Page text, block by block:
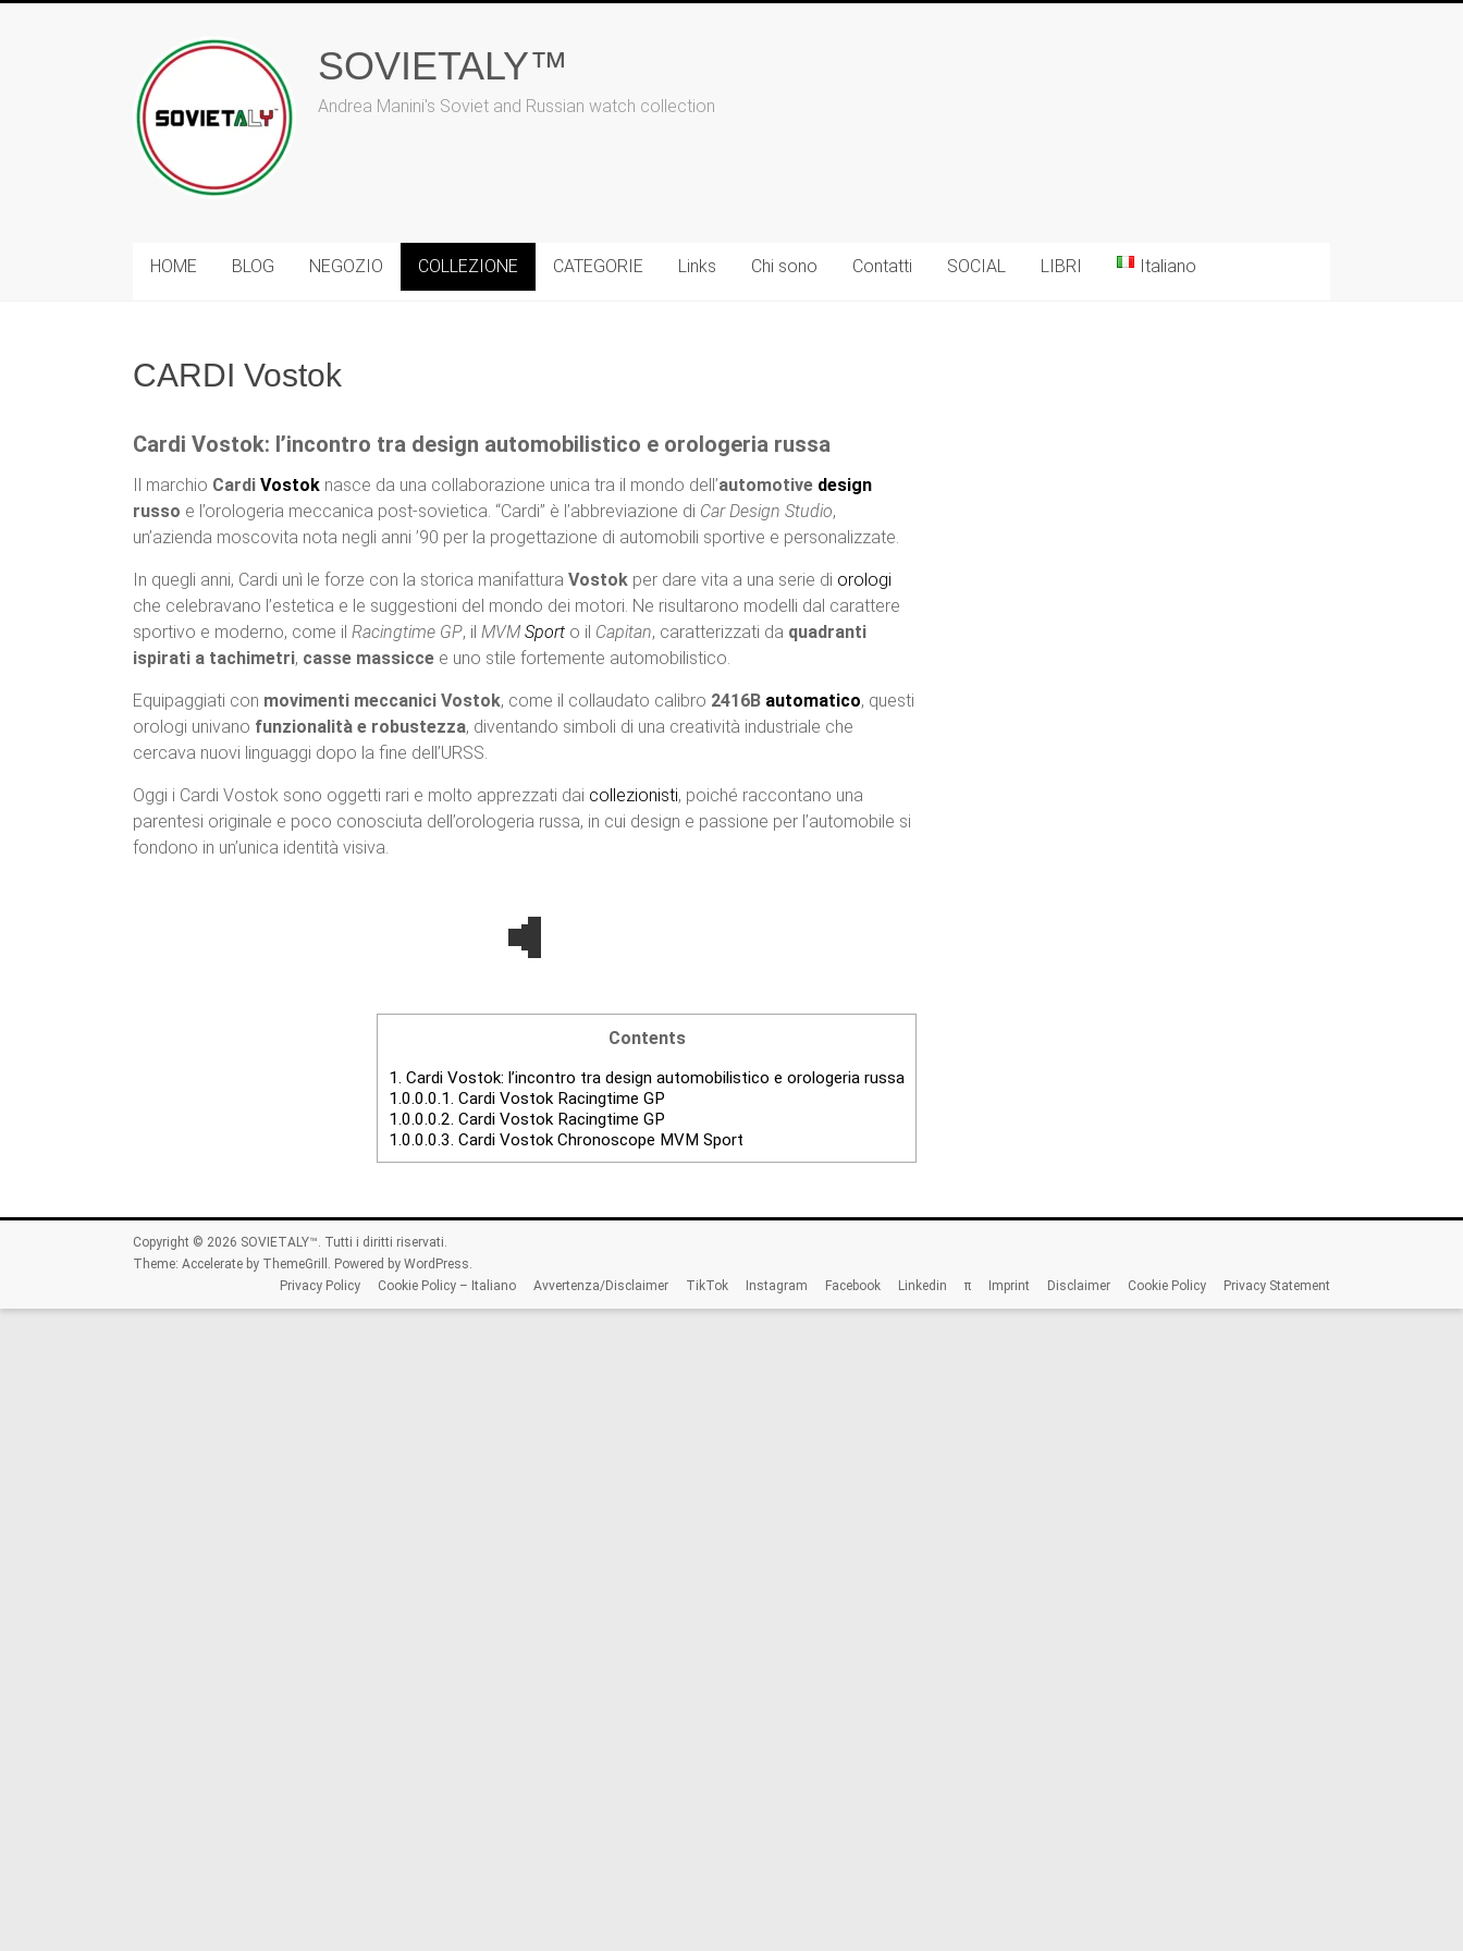
SOVIETALY™
Andrea Manini's Soviet and Russian watch collection
HOME BLOG NEGOZIO COLLEZIONE CATEGORIE Links Chi sono Contatti SOCIAL LIBRI Italiano
CARDI Vostok
Cardi Vostok: l’incontro tra design automobilistico e orologeria russa
Il marchio Cardi Vostok nasce da una collaborazione unica tra il mondo dell’automotive design
russo e l’orologeria meccanica post-sovietica. “Cardi” è l’abbreviazione di Car Design Studio,
un’azienda moscovita nota negli anni ’90 per la progettazione di automobili sportive e personalizzate.
In quegli anni, Cardi unì le forze con la storica manifattura Vostok per dare vita a una serie di orologi
che celebravano l’estetica e le suggestioni del mondo dei motori. Ne risultarono modelli dal carattere
sportivo e moderno, come il Racingtime GP, il MVM Sport o il Capitan, caratterizzati da quadranti
ispirati a tachimetri, casse massicce e uno stile fortemente automobilistico.
Equipaggiati con movimenti meccanici Vostok, come il collaudato calibro 2416B automatico, questi
orologi univano funzionalità e robustezza, diventando simboli di una creatività industriale che
cercava nuovi linguaggi dopo la fine dell’URSS.
Oggi i Cardi Vostok sono oggetti rari e molto apprezzati dai collezionisti, poiché raccontano una
parentesi originale e poco conosciuta dell’orologeria russa, in cui design e passione per l’automobile si
fondono in un’unica identità visiva.
Contents
1. Cardi Vostok: l’incontro tra design automobilistico e orologeria russa
1.0.0.0.1. Cardi Vostok Racingtime GP
1.0.0.0.2. Cardi Vostok Racingtime GP
1.0.0.0.3. Cardi Vostok Chronoscope MVM Sport
Copyright © 2026 SOVIETALY™. Tutti i diritti riservati.
Theme: Accelerate by ThemeGrill. Powered by WordPress.
Privacy Policy
Cookie Policy – Italiano Avvertenza/Disclaimer TikTok Instagram Facebook Linkedin π Imprint Disclaimer Cookie Policy Privacy Statement